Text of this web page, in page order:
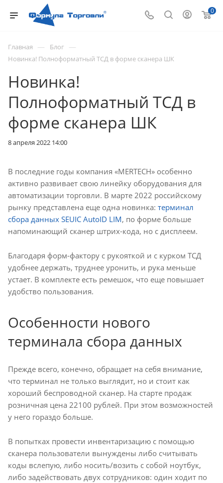
0
Главная — Блог —
Новинка! Полноформатный ТСД в форме сканера ШК
Новинка!
Полноформатный ТСД в
форме сканера ШК
8 апреля 2022 14:00
В последние годы компания «MERTECH» особенно
активно развивает свою линейку оборудования для
автоматизации торговли. В марте 2022 российскому
рынку представлена еще одна новинка: терминал
сбора данных SEUIC AutoID LIM, по форме больше
напоминающий сканер штрих-кода, но с дисплеем.
Благодаря форм-фактору с рукояткой и с курком ТСД
удобнее держать, труднее уронить, и рука меньше
устает. В комплекте есть ремешок, что еще повышает
удобство пользования.
Особенности нового
терминала сбора данных
Прежде всего, конечно, обращает на себя внимание,
что терминал не только выглядит, но и стоит как
хороший беспроводной сканер. На старте продаж
розничная цена 22100 рублей. При этом возможностей
у него гораздо больше.
В попытках провести инвентаризацию с помощью
сканера пользователи вынуждены либо считывать
коды вслепую, либо носить/возить с собой ноутбук,
либо задействовать двух сотрудников: один ходит по